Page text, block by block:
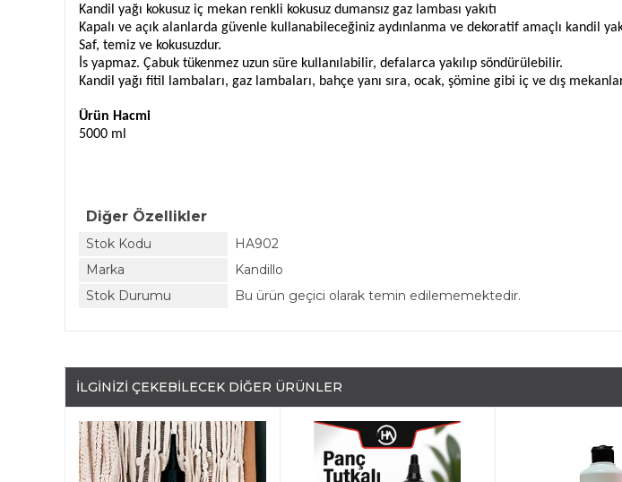
Kandil yağı kokusuz iç mekan renkli kokusuz dumansız gaz lambası yakıtı
Kapalı ve açık alanlarda güvenle kullanabileceğiniz aydınlanma ve dekoratif amaçlı kandil
Saf, temiz ve kokusuzdur.
İs yapmaz. Çabuk tükenmez uzun süre kullanılabilir, defalarca yakılıp söndürülebilir.
Kandil yağı fitil lambaları, gaz lambaları, bahçe yanı sıra, ocak, şömine gibi iç ve dış
Ürün Hacmi
5000 ml
Diğer Özellikler
Stok Kodu
HA902
Marka
Kandillo
Stok Durumu
Bu ürün geçici olarak temin edilememektedir.
İLGINIZI ÇEKEBILECEK DIĞER ÜRÜNLER